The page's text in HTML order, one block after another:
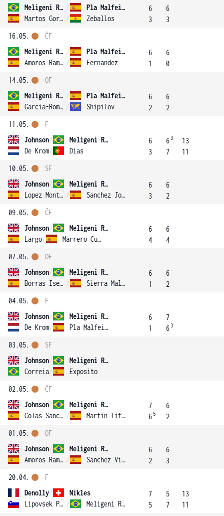
Meligeni Rodrigues Alves /
Pla Malfeito
Martos Gornes / Zeballos
6
3
6
3
16.05.
Meligeni Rodrigues Alves /
Pla Malfeito
Amoros Ramos / Fernandez
ČF
6
1
6
0
14.05.
Meligeni Rodrigues Alves /
Pla Malfeito
Garcia-Roman / Shipilov
OF
6
2
6
2
11.05.
Johnson/
Meligeni Rodrigues Alves
De Krom/ Dias
F
6
3
6 3
7
13
11
10.05.
Johnson/
Meligeni Rodrigues Alves
Lopez Montagud / Sanchez Jover
SF
6
3
6
2
09.05.
Johnson/
Meligeni Rodrigues Alves
Largo/ Marrero Curbelo
ČF
6
4
6
4
07.05.
Johnson/
Meligeni Rodrigues Alves
Borras Isern / Sierra Malinowska
OF
6
1
6
2
04.05.
Johnson/
Meligeni Rodrigues Alves
De Krom/ Pla Malfeito
F
6
1
7
6 3
03.05.
Johnson/
Meligeni Rodrigues Alves
Correia/ Exposito
SF
02.05.
Johnson/
Meligeni Rodrigues Alves
Colas Sanchez / Martin Tiffon
ČF
7
6 5
6
2
01.05.
Johnson/
Meligeni Rodrigues Alves
Amoros Ramos / Sanchez Vinas
OF
6
2
6
3
20.04.
Denolly/
Nikles
Lipovsek Puches / Meligeni Rodrigues Alves
F
7
5
5
7
13
11